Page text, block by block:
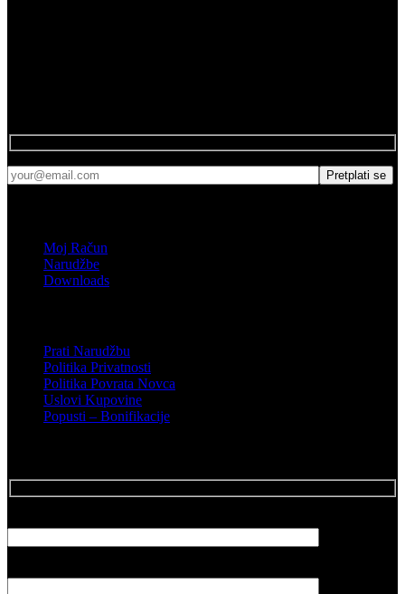
Moj Račun
Narudžbe
Downloads
Prati Narudžbu
Politika Privatnosti
Politika Povrata Novca
Uslovi Kupovine
Popusti – Bonifikacije